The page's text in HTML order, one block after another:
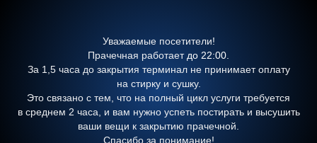
Уважаемые посетители!
Прачечная работает до 22:00.
За 1,5 часа до закрытия терминал не принимает оплату
на стирку и сушку.
Это связано с тем, что на полный цикл услуги требуется
в среднем 2 часа, и вам нужно успеть постирать и высушить
ваши вещи к закрытию прачечной.
Спасибо за понимание!